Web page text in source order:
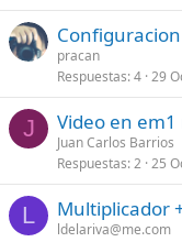
pracan
Respuestas 4 29
J Video en em1
Juan Carlos Barrios
Respuestas 2 25
L Multiplicador
ldelariva@me.com